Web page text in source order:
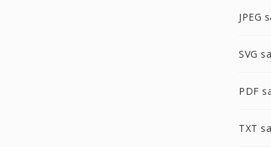
JPEG
SVG
PDF
TXT